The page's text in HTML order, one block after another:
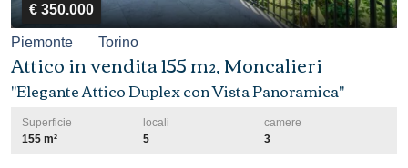
€ 350.000
Piemonte Torino
Attico in vendita 155 m², Moncalieri
"Elegante Attico Duplex con Vista Panoramica"
Superficie
155 m²
locali
5
camere
3